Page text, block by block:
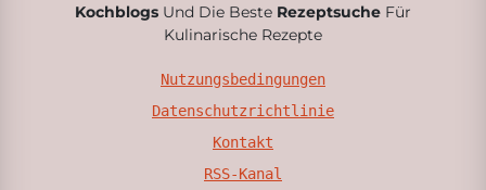
Kochblogs Und Die Beste Rezeptsuche Für
Kulinarische Rezepte
Nutzungsbedingungen
Datenschutzrichtlinie
Kontakt
RSS-Kanal